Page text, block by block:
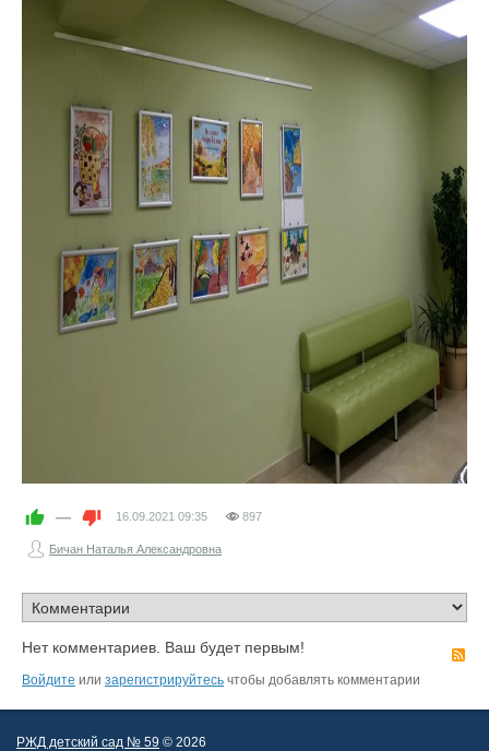
— 16.09.2021 09:35 897
Бичан Наталья Александровна
Нет комментариев. Ваш будет первым!
Войдите или зарегистрируйтесь чтобы добавлять комментарии
РЖД детский сад № 59 © 2026